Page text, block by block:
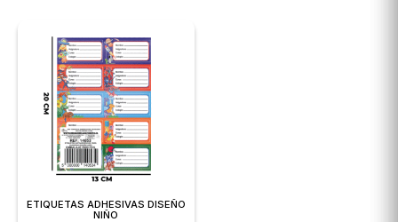
ETIQUETAS ADHESIVAS DISEÑO
NIÑO